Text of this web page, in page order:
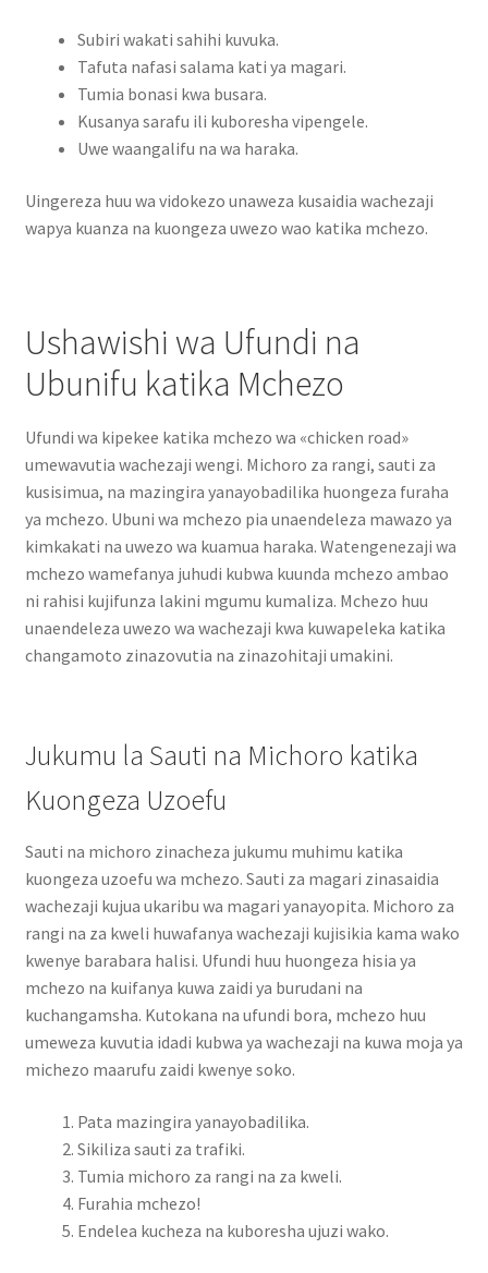
Subiri wakati sahihi kuvuka.
Tafuta nafasi salama kati ya magari.
Tumia bonasi kwa busara.
Kusanya sarafu ili kuboresha vipengele.
Uwe waangalifu na wa haraka.
Uingereza huu wa vidokezo unaweza kusaidia wachezaji
wapya kuanza na kuongeza uwezo wao katika mchezo.
Ushawishi wa Ufundi na
Ubunifu katika Mchezo
Ufundi wa kipekee katika mchezo wa «chicken road»
umewavutia wachezaji wengi. Michoro za rangi, sauti za
kusisimua, na mazingira yanayobadilika huongeza furaha
ya mchezo. Ubuni wa mchezo pia unaendeleza mawazo ya
kimkakati na uwezo wa kuamua haraka. Watengenezaji wa
mchezo wamefanya juhudi kubwa kuunda mchezo ambao
ni rahisi kujifunza lakini mgumu kumaliza. Mchezo huu
unaendeleza uwezo wa wachezaji kwa kuwapeleka katika
changamoto zinazovutia na zinazohitaji umakini.
Jukumu la Sauti na Michoro katika
Kuongeza Uzoefu
Sauti na michoro zinacheza jukumu muhimu katika
kuongeza uzoefu wa mchezo. Sauti za magari zinasaidia
wachezaji kujua ukaribu wa magari yanayopita. Michoro za
rangi na za kweli huwafanya wachezaji kujisikia kama wako
kwenye barabara halisi. Ufundi huu huongeza hisia ya
mchezo na kuifanya kuwa zaidi ya burudani na
kuchangamsha. Kutokana na ufundi bora, mchezo huu
umeweza kuvutia idadi kubwa ya wachezaji na kuwa moja ya
michezo maarufu zaidi kwenye soko.
Pata mazingira yanayobadilika.
Sikiliza sauti za trafiki.
Tumia michoro za rangi na za kweli.
Furahia mchezo!
Endelea kucheza na kuboresha ujuzi wako.